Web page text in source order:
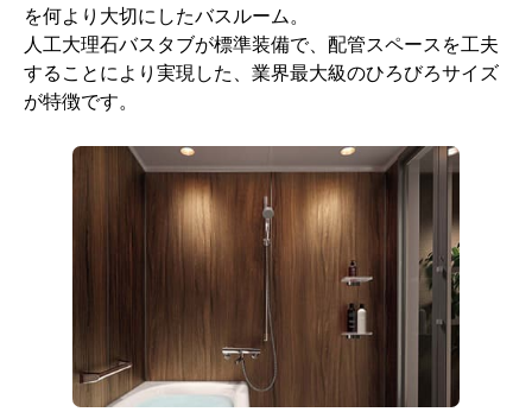
を何より大切にしたバスルーム。
人工大理石バスタブが標準装備で、配管スペースを工夫
することにより実現した、業界最大級のひろびろサイズ
が特徴です。